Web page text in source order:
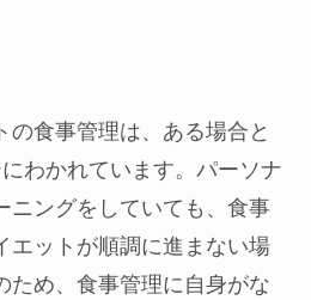
の食事管理は、ある場合と
わかれています。パーソナ
ニングをしていても、食事
エットが順調に進まない場
ため、食事管理に自身がな